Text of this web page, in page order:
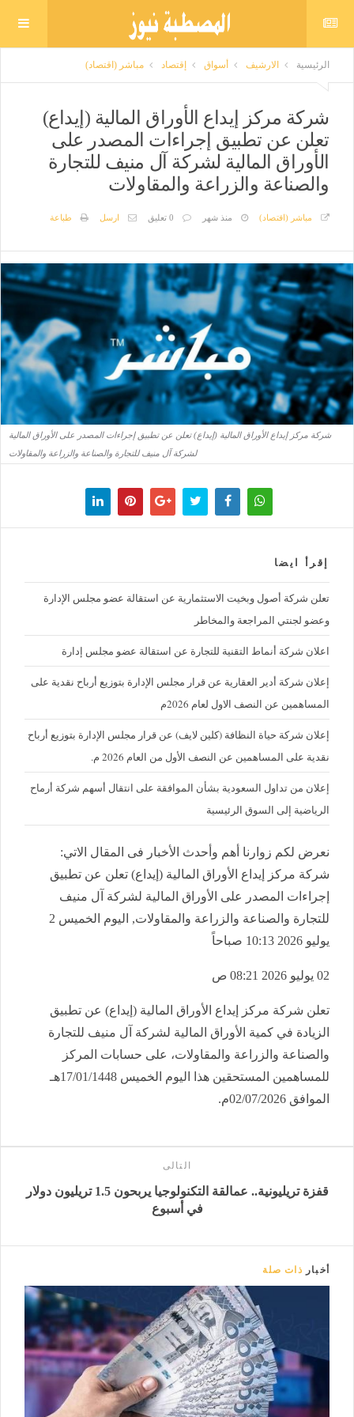
الرئيسية الارشيف أسواق إقتصاد مباشر (اقتصاد)
شركة مركز إيداع الأوراق المالية (إيداع)
تعلن عن تطبيق إجراءات المصدر على
الأوراق المالية لشركة آل منيف للتجارة
والصناعة والزراعة والمقاولات
مباشر (اقتصاد) منذ شهر 0 تعليق ارسل طباعة
شركة مركز إيداع الأوراق المالية (إيداع) تعلن عن تطبيق إجراءات المصدر على الأوراق المالية
لشركة آل منيف للتجارة والصناعة والزراعة والمقاولات
إقرأ ايضا
تعلن شركة أصول وبخيت الاستثمارية عن استقالة عضو مجلس الإدارة
وعضو لجنتي المراجعة والمخاطر
اعلان شركة أنماط التقنية للتجارة عن استقالة عضو مجلس إدارة
إعلان شركة أدير العقارية عن قرار مجلس الإدارة بتوزيع أرباح نقدية على
المساهمين عن النصف الاول لعام 2026م
إعلان شركة حياة النظافة (كلين لايف) عن قرار مجلس الإدارة بتوزيع أرباح
نقدية على المساهمين عن النصف الأول من العام 2026 م.
إعلان من تداول السعودية بشأن الموافقة على انتقال أسهم شركة أرماح
الرياضية إلى السوق الرئيسية
نعرض لكم زوارنا أهم وأحدث الأخبار فى المقال الاتي:
شركة مركز إيداع الأوراق المالية (إيداع) تعلن عن تطبيق
إجراءات المصدر على الأوراق المالية لشركة آل منيف
للتجارة والصناعة والزراعة والمقاولات, اليوم الخميس 2
يوليو 2026 10:13 صباحاً
02 يوليو 2026 08:21 ص
تعلن شركة مركز إيداع الأوراق المالية (إيداع) عن تطبيق
الزيادة في كمية الأوراق المالية لشركة آل منيف للتجارة
والصناعة والزراعة والمقاولات، على حسابات المركز
للمساهمين المستحقين هذا اليوم الخميس 17/01/1448هـ
الموافق 02/07/2026م.
التالى
قفزة تريليونية.. عمالقة التكنولوجيا يربحون 1.5 تريليون دولار
في أسبوع
أخبار ذات صلة